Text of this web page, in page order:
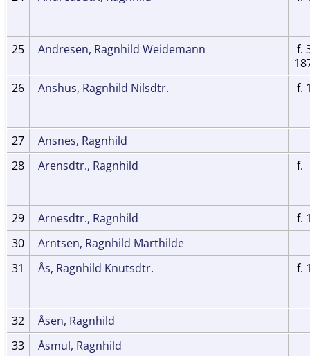
25 Andresen, Ragnhild Weidemann
f.
26
Anshus, Ragnhild Nilsdtr. f.
27
Ansnes, Ragnhild
28
Arensdtr., Ragnhild f.
29 Arnesdtr., Ragnhild
f.
30
Arntsen, Ragnhild Marthilde
31
Ås, Ragnhild Knutsdtr. f.
32
Åsen, Ragnhild
33
Åsmul, Ragnhild